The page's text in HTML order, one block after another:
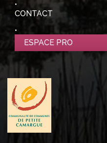
CONTACT
ESPACE PRO